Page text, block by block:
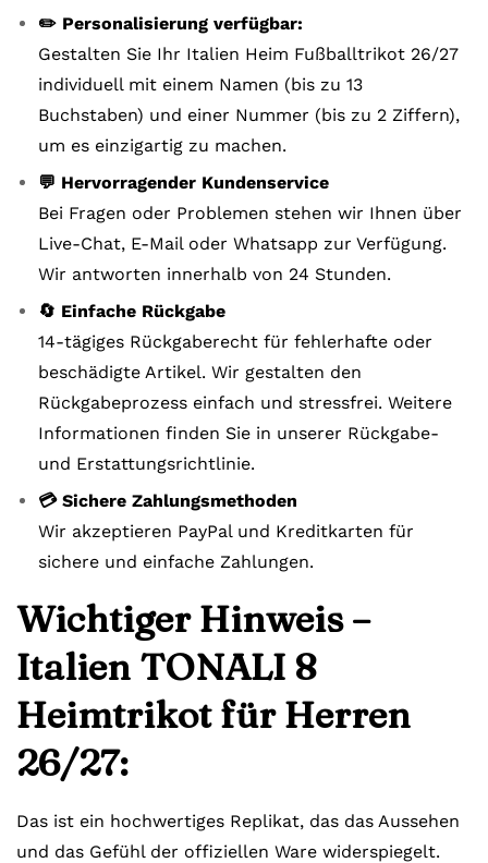
✏️ Personalisierung verfügbar:
Gestalten Sie Ihr Italien Heim Fußballtrikot 26/27
individuell mit einem Namen (bis zu 13
Buchstaben) und einer Nummer (bis zu 2 Ziffern),
um es einzigartig zu machen.
💬 Hervorragender Kundenservice
Bei Fragen oder Problemen stehen wir Ihnen über
Live-Chat, E-Mail oder Whatsapp zur Verfügung.
Wir antworten innerhalb von 24 Stunden.
🔄 Einfache Rückgabe
14-tägiges Rückgaberecht für fehlerhafte oder
beschädigte Artikel. Wir gestalten den
Rückgabeprozess einfach und stressfrei. Weitere
Informationen finden Sie in unserer Rückgabe-
und Erstattungsrichtlinie.
💳 Sichere Zahlungsmethoden
Wir akzeptieren PayPal und Kreditkarten für
sichere und einfache Zahlungen.
Wichtiger Hinweis –
Italien TONALI 8
Heimtrikot für Herren
26/27:
Das ist ein hochwertiges Replikat, das das Aussehen
und das Gefühl der offiziellen Ware widerspiegelt.